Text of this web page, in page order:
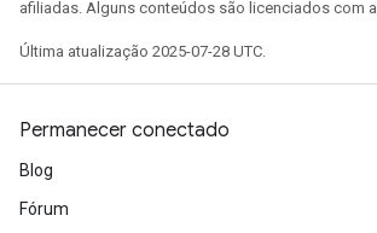
afiliadas. Alguns conteúdos são licenciados com a
Última atualização 2025-07-28 UTC.
Permanecer conectado
Blog
Fórum